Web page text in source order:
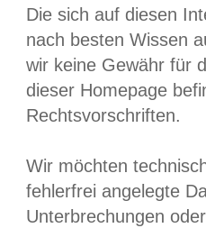
Die sich auf diesen
nach besten Wissen
wir keine Gewähr für
dieser Homepage
Rechtsvorschriften.
Wir möchten
fehlerfrei angelegte
Unterbrechungen